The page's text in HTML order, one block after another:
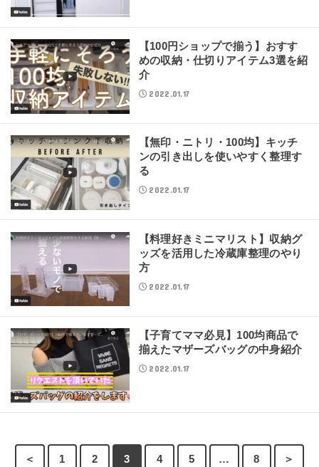
【100円ショップで揃う】おすす
めの収納・仕切りアイテム3選を紹
介
2022.01.17
【無印・ニトリ・100均】キッチ
ンの引き出しを使いやすく整理す
る
2022.01.17
【料理好きミニマリスト】収納グ
ッズを活用した冷蔵庫整理のやり
方
2022.01.17
【子育てママ必見】100均商品で
揃えたマザーズバッグの中身紹介
2022.01.17
＜ 1 2 3 4 5 … 8 ＞